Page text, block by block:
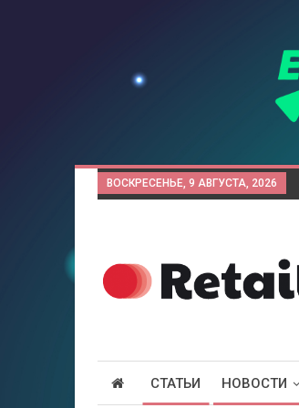
ВОСКРЕСЕНЬЕ, 9 АВГУСТА, 2026
СТАТЬИ НОВОСТИ